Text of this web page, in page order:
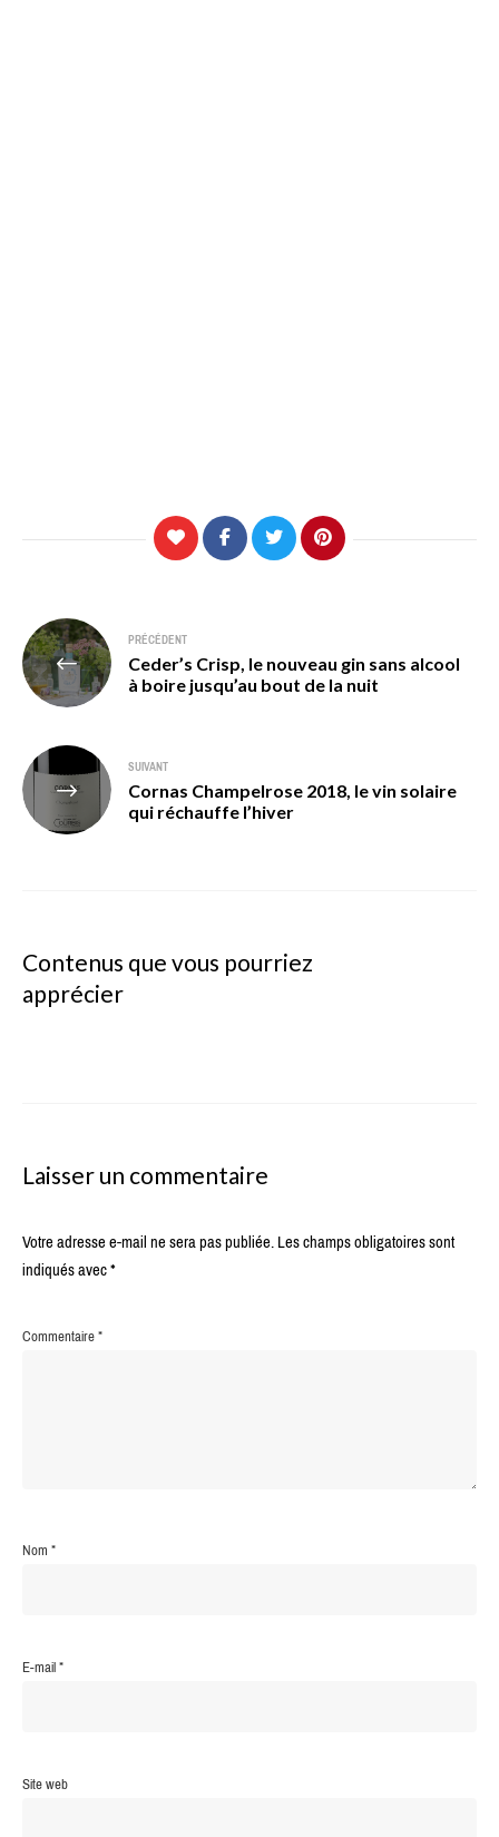
Navigation
de
l’article
PRÉCÉDENT
Ceder’s Crisp, le nouveau gin sans alcool
à boire jusqu’au bout de la nuit
SUIVANT
Cornas Champelrose 2018, le vin solaire
qui réchauffe l’hiver
Contenus que vous pourriez
apprécier
Laisser un commentaire
Votre adresse e-mail ne sera pas publiée.Les champs obligatoires sont
indiqués avec*
Commentaire*
Nom*
E-mail*
Site web